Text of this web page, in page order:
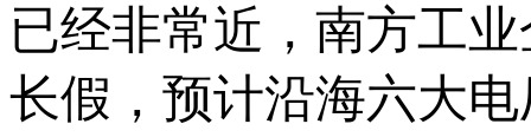
已经非常近，南方工
长假，预计沿海六大